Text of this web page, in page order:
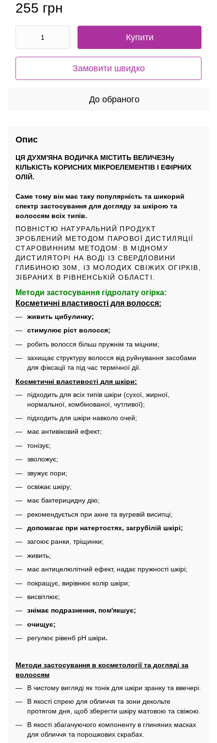
255 грн
Купити
Замовити швидко
До обраного
Опис
ЦЯ ДУХМ'ЯНА ВОДИЧКА МІСТИТЬ ВЕЛИЧЕЗНу
КІЛЬКІСТЬ КОРИСНИХ МІКРОЕЛЕМЕНТІВ І ЕФІРНИХ
ОЛІЙ.
Саме тому він має таку популярність та шикорий
спектр застосування для догляду за шкірою та
волоссям всіх типів.
ПОВНІСТЮ НАТУРАЛЬНИЙ ПРОДУКТ
ЗРОБЛЕНИЙ МЕТОДОМ ПАРОВОЇ ДИСТИЛЯЦІЇ
СТАРОВИННИМ МЕТОДОМ: В МІДНОМУ
ДИСТИЛЯТОРІ НА ВОДІ ІЗ СВЕРДЛОВИНИ
ГЛИБИНОЮ 30М, ІЗ МОЛОДИХ СВІЖИХ ОГІРКІВ,
ЗІБРАНИХ В РІВНЕНСЬКІЙ ОБЛАСТІ.
Методи застосування гідролату огірка:
Косметичні властивості для волосся:
живить цибулинку;
стимулює ріст волосся;
робить волосся більш пружнім та міцним;
захищає структуру волосся від руйнування засобами
для фіксації та під час термічної дії.
Косметичні властивості для шкіри:
підходить для всіх типів шкіри (сухої, жирної,
нормальної, комбінованої, чутливої);
підходить для шкіри навколо очей;
має антивіковий ефект;
тонізує;
зволожує;
звужує пори;
освіжає шкіру;
має бактерицидну дію;
рекомендується при акне та вугревій висипці;
допомагає при натертостях, загрубілій шкірі;
загоює ранки, тріщинки;
живить;
має антицелюлітний ефект, надає пружності шкірі;
покращує, вирівнює колір шкіри;
висвітлює;
знімає подразнення, пом'якшує;
очищує;
регулює рівенб рН шкіри.
Методи застосування в косметології та догляді за
волоссям
В чистому вигляді як тонік для шкіри зранку та ввечері.
В якості спрею для обличчя та зони декольте
протягом дня, щоб зберегти шкіру матовою та свіжою.
В якості збагачуючого компоненту в глиняних масках
для обличчя та порошкових скрабах.